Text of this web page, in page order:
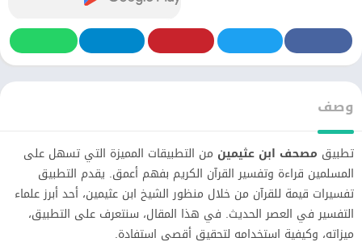
وصف
تطبيق مصحف ابن عثيمين من التطبيقات المميزة التي تسهل على
المسلمين قراءة وتفسير القرآن الكريم بفهم أعمق. يقدم التطبيق
تفسيرات قيمة للقرآن من خلال منظور الشيخ ابن عثيمين، أحد أبرز علماء
التفسير في العصر الحديث. في هذا المقال، سنتعرف على التطبيق،
ميزاته، وكيفية استخدامه لتحقيق أقصى استفادة.